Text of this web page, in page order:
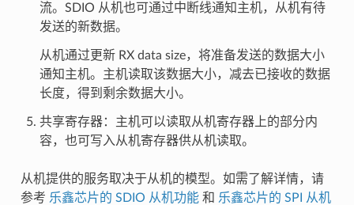
流。SDIO 从机也可通过中断线通知主机，从机有待
发送的新数据。
从机通过更新 RX data size，将准备发送的数据大小
通知主机。主机读取该数据大小，减去已接收的数据
长度，得到剩余数据大小。
共享寄存器：主机可以读取从机寄存器上的部分内
容，也可写入从机寄存器供从机读取。
从机提供的服务取决于从机的模型。如需了解详情，请
参考 乐鑫芯片的 SDIO 从机功能和 乐鑫芯片的 SPI 从机